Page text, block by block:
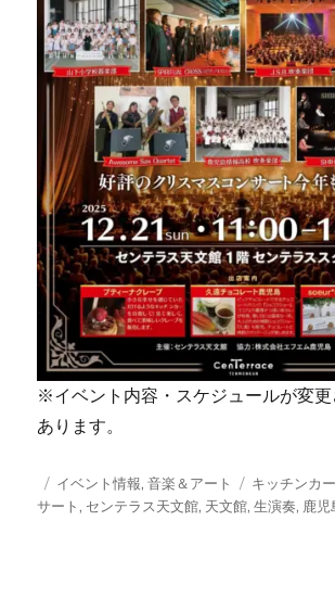
※イベント内容・スケジュールが変更
あります。
投
稿
カ
テ
イベント情報,音楽＆アート
タ
グ
キッチンカー
サート , センテラス天文館, 天文館,生演奏, 鹿児